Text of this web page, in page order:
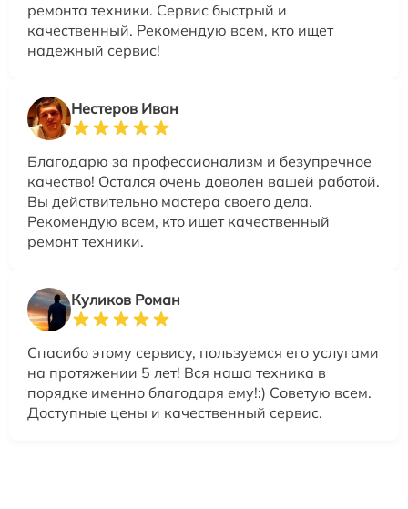
ремонта техники. Сервис быстрый и
качественный. Рекомендую всем, кто ищет
надежный сервис!
Нестеров Иван
Благодарю за профессионализм и безупречное
качество! Остался очень доволен вашей работой.
Вы действительно мастера своего дела.
Рекомендую всем, кто ищет качественный
ремонт техники.
Куликов Роман
Спасибо этому сервису, пользуемся его услугами
на протяжении 5 лет! Вся наша техника в
порядке именно благодаря ему!:) Советую всем.
Доступные цены и качественный сервис.